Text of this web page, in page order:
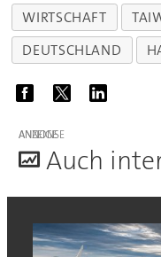
WIRTSCHAFT
DEUTSCHLAND
ANZEIGE
Auch